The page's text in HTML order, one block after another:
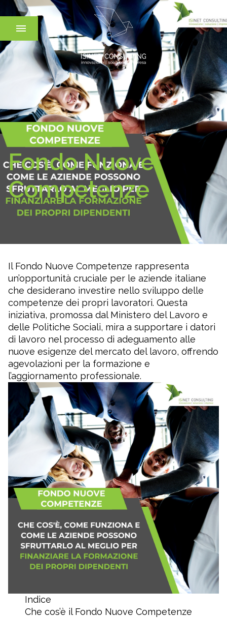
Fondo Nuove
Competenze
Il Fondo Nuove Competenze rappresenta
un’opportunità cruciale per le aziende italiane
che desiderano investire nello sviluppo delle
competenze dei propri lavoratori. Questa
iniziativa, promossa dal Ministero del Lavoro e
delle Politiche Sociali, mira a supportare i datori
di lavoro nel processo di adeguamento alle
nuove esigenze del mercato del lavoro, offrendo
agevolazioni per la formazione e
l’aggiornamento professionale.
Indice
Che cos’è il Fondo Nuove Competenze